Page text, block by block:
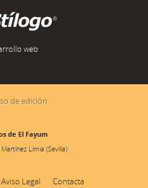
web
de edición
de El Fayum
Limia (Sevilla)
Aviso Legal Contacta